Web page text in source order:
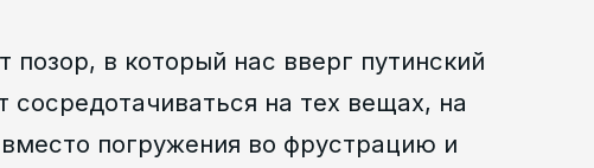
позор, в который нас вверг путинский
на тех вещах, на
погружения во фрустрацию и